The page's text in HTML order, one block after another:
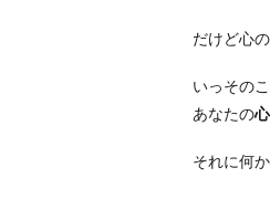
も
分
だけど心
いっその
あなたの
それに何